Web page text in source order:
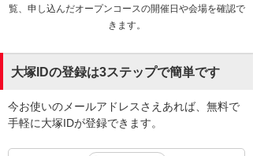
覧、申し込んだオープンコースの開催日や会場を確認で
きます。
大塚IDの登録は3ステップで簡単です
今お使いのメールアドレスさえあれば、無料で
手軽に大塚IDが登録できます。